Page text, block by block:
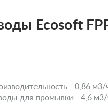
Ecosoft
- 0,86
для промывки - 4,6 м3/